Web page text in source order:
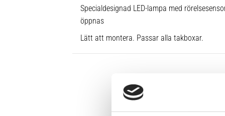
Specialdesignad LED-lampa med
öppnas
Lätt att montera. Passar alla takboxar.